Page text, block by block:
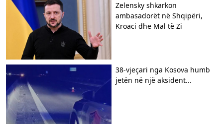
Zelensky shkarkon
ambasadorët në Shqipëri,
Kroaci dhe Mal të Zi
38-vjeçari nga Kosova humb
jetën në një aksident...